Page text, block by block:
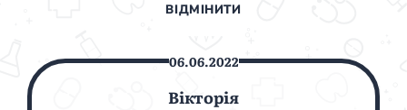
ВІДМІНИТИ
Вікторія
06.06.2022